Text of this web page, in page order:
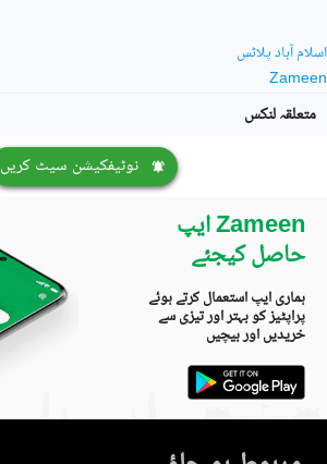
Zameen
اسلام آباد پلاٹس
متعلقہ لنکس
نوٹیفکیشن سیٹ کریں
Zameen ایپ
حاصل کیجئے
ہماری ایپ استعمال کرتے ہوئے
پراپٹیز کو بہتر اور تیزی سے
خریدیں اور بیچیں